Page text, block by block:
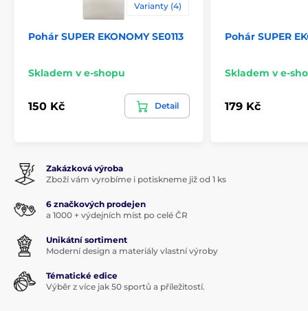
Varianty (4)
Pohár SUPER EKONOMY SE0113
Skladem v e-shopu
150 Kč Detail
Pohár SUPER
Skladem v e-
179 Kč
Zakázková výroba
Zboží vám vyrobíme i potiskneme již od 1 ks
6 značkových prodejen
a 1000 + výdejních míst po celé ČR
Unikátní sortiment
Moderní design a materiály vlastní výroby
Tématické edice
Výběr z více jak 50 sportů a příležitostí.